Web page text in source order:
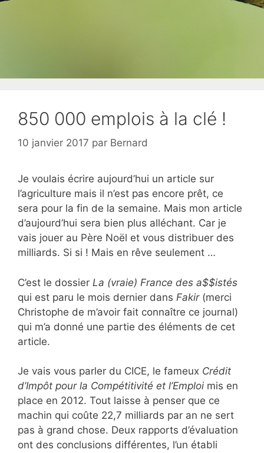
850 000 emplois à la clé !
10 janvier 2017 par Bernard
Je voulais écrire aujourd’hui un article sur
l’agriculture mais il n’est pas encore prêt, ce
sera pour la fin de la semaine. Mais mon article
d’aujourd’hui sera bien plus alléchant. Car je
vais jouer au Père Noël et vous distribuer des
milliards. Si si ! Mais en rêve seulement …
C’est le dossier La (vraie) France des a$$istés
qui est paru le mois dernier dans Fakir(merci
Christophe de m’avoir fait connaître ce journal)
qui m’a donné une partie des éléments de cet
article.
Je vais vous parler du CICE, le fameux Crédit
d’Impôt pour la Compétitivité et l’Emploi mis en
place en 2012. Tout laisse à penser que ce
machin qui coûte 22,7 milliards par an ne sert
pas à grand chose. Deux rapports d’évaluation
ont des conclusions différentes, l’un établi